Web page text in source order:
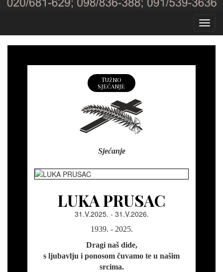
Tužno
sjećanje
Sjećanje
LUKA PRUSAC
31.V.2025. - 31.V.2026.
1939. - 2025.
Dragi naš dide,
s ljubavlju i ponosom čuvamo te u našim
srcima.